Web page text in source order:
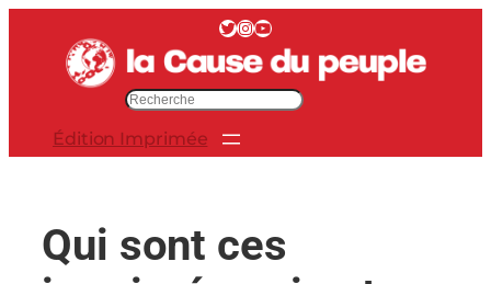
contenu
Twitter InstagramYouTube
c
Édition Imprimée
Qui sont ces